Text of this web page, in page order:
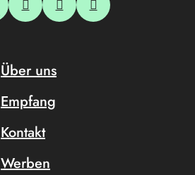
Über uns
Empfang
Kontakt
Werben